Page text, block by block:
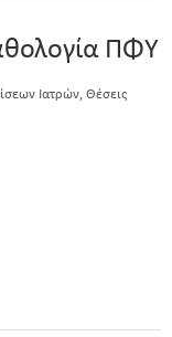
ΠΦΥ
Ιατρών, Θέσεις